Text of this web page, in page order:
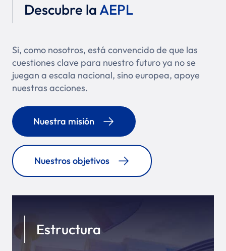
Descubre laAEPL
Si, como nosotros, está convencido de que las
cuestiones clave para nuestro futuro ya no se
juegan a escala nacional, sino europea, apoye
nuestras acciones.
Nuestra misión
Nuestros objetivos
Estructura